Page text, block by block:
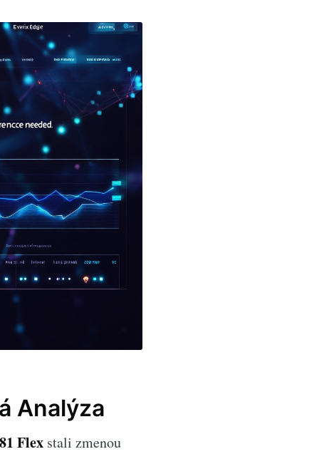
Analýza
Flex stali zmenou